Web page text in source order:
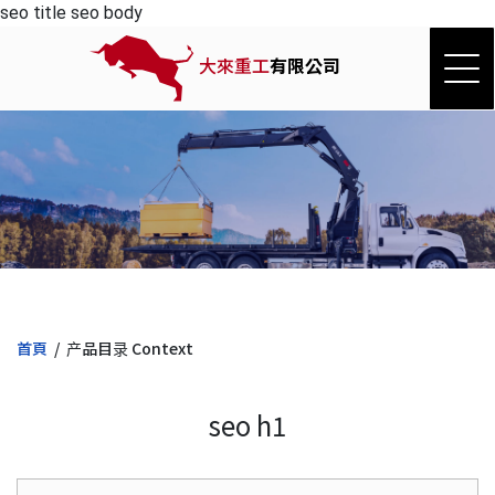
seo title seo body
大來重工有限公司
首頁 产品目录 Context
seo h1